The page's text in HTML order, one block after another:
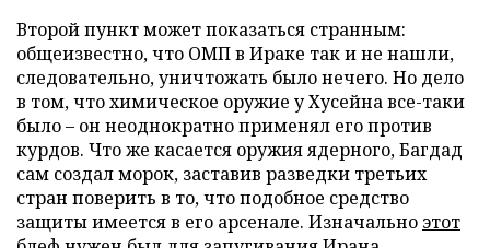
Второй пункт может показаться странным:
общеизвестно, что ОМП в Ираке так и не нашли,
следовательно, уничтожать было нечего. Но дело
в том, что химическое оружие у Хусейна все-таки
было – он неоднократно применял его против
курдов. Что же касается оружия ядерного, Багдад
сам создал морок, заставив разведки третьих
стран поверить в то, что подобное средство
защиты имеется в его арсенале. Изначально этот